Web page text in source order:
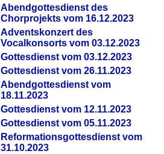
Abendgottesdienst des
Chorprojekts vom 16.12.2023
Adventskonzert des
Vocalkonsorts vom 03.12.2023
Gottesdienst vom 03.12.2023
Gottesdienst vom 26.11.2023
Abendgottesdienst vom
18.11.2023
Gottesdienst vom 12.11.2023
Gottesdienst vom 05.11.2023
Reformationsgottesdienst vom
31.10.2023